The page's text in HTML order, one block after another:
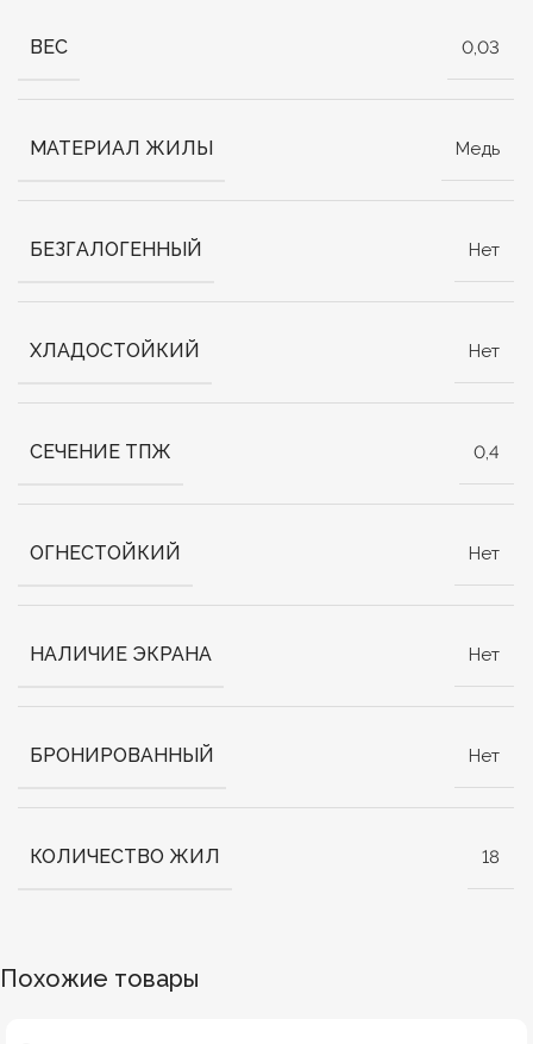
ВЕС 0,03
МАТЕРИАЛ ЖИЛЫ Медь
БЕЗГАЛОГЕННЫЙ Нет
ХЛАДОСТОЙКИЙ Нет
СЕЧЕНИЕ ТПЖ 0,4
ОГНЕСТОЙКИЙ Нет
НАЛИЧИЕ ЭКРАНА Нет
БРОНИРОВАННЫЙ Нет
КОЛИЧЕСТВО ЖИЛ 18
Похожие товары